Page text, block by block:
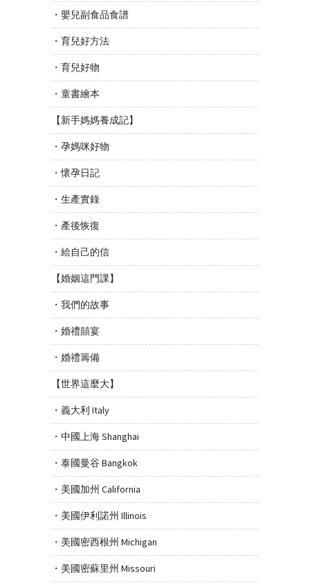
・嬰兒副食品食譜
・育兒好方法
・育兒好物
・童書繪本
【新手媽媽養成記】
・孕媽咪好物
・懷孕日記
・生產實錄
・產後恢復
・給自己的信
【婚姻這門課】
・我們的故事
・婚禮囍宴
・婚禮籌備
【世界這麼大】
・義大利 Italy
・中國上海 Shanghai
・泰國曼谷 Bangkok
・美國加州 California
・美國伊利諾州 Illinois
・美國密西根州 Michigan
・美國密蘇里州 Missouri